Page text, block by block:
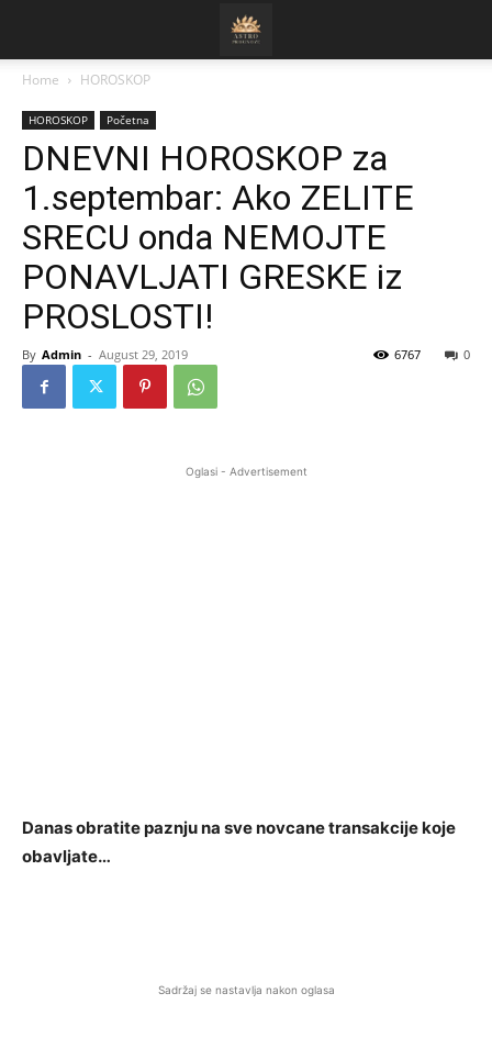
Home HOROSKOP
HOROSKOP Početna
DNEVNI HOROSKOP za
1.septembar: Ako ZELITE
SRECU onda NEMOJTE
PONAVLJATI GRESKE iz
PROSLOSTI!
By Admin - August 29, 2019 0
6767
Oglasi - Advertisement
Danas obratite paznju na sve novcane transakcije koje
obavljate…
Sadržaj se nastavlja nakon oglasa